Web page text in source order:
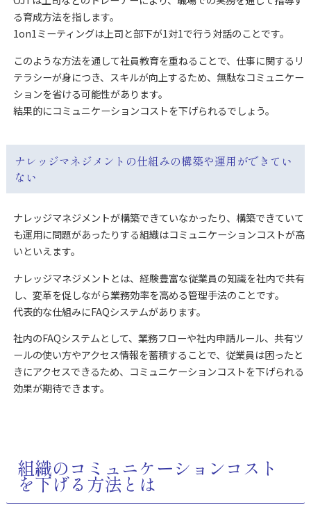
る育成方法を指します。
1on1ミーティングは上司と部下が1対1で行う対話のことです。
このような方法を通して社員教育を重ねることで、仕事に関するリ
テラシーが身につき、スキルが向上するため、無駄なコミュニケー
ションを省ける可能性があります。
結果的にコミュニケーションコストを下げられるでしょう。
ナレッジマネジメントの仕組みの構築や運用ができてい
ない
ナレッジマネジメントが構築できていなかったり、構築できていて
も運用に問題があったりする組織はコミュニケーションコストが高
いといえます。
ナレッジマネジメントとは、経験豊富な従業員の知識を社内で共有
し、変革を促しながら業務効率を高める管理手法のことです。
代表的な仕組みにFAQシステムがあります。
社内のFAQシステムとして、業務フローや社内申請ルール、共有ツ
ールの使い方やアクセス情報を蓄積することで、従業員は困ったと
きにアクセスできるため、コミュニケーションコストを下げられる
効果が期待できます。
組織のコミュニケーションコスト
を下げる方法とは